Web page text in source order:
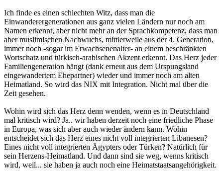
Ich finde es einen schlechten Witz, dass man die
Einwanderergenerationen aus ganz vielen Ländern nur noch am
Namen erkennt, aber nicht mehr an der Sprachkompetenz, dass man
aber muslimischen Nachwuchs, mittlerweile aus der 4. Generation,
immer noch -sogar im Erwachsenenalter- an einem beschränkten
Wortschatz und türkisch-arabischen Akzent erkennt. Das Herz jeder
Familiengeneration hängt (dank erneut aus dem Urspungsland
eingewandertem Ehepartner) wieder und immer noch am alten
Heimatland. So wird das NIX mit Integration. Nicht mal über die
Zeit gesehen.
Wohin wird sich das Herz denn wenden, wenn es in Deutschland
mal kritisch wird? Ja.. wir haben derzeit noch eine friedliche Phase
in Europa, was sich aber auch wieder ändern kann. Wohin
entscheidet sich das Herz eines nicht voll integrierten Libanesen?
Eines nicht voll integrierten Ägypters oder Türken? Natürlich für
sein Herzens-Heimatland. Und dann sind sie weg, wenns kritisch
wird, weil... sie haben ja auch noch eine Heimatstaatsangehörigkeit.